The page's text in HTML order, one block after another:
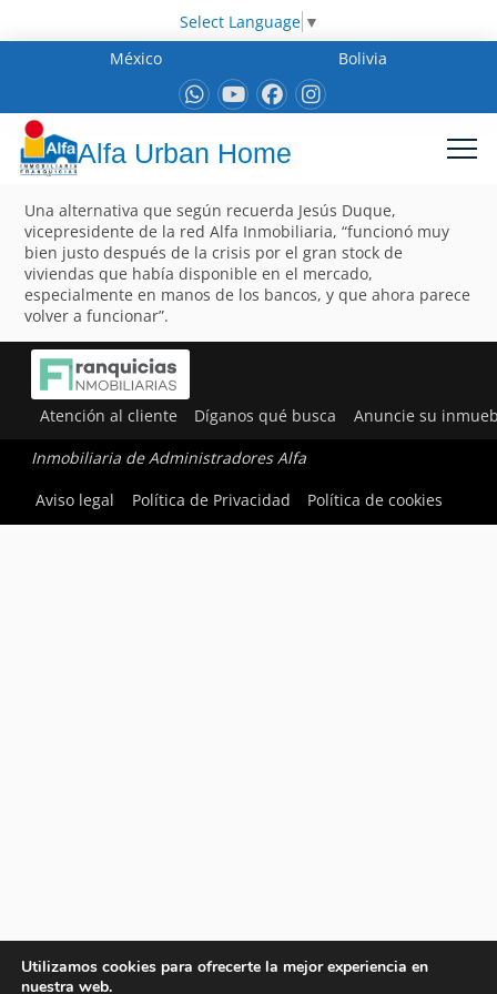
Select Language ▼
México
Bolivia
Alfa Urban Home
Una alternativa que según recuerda Jesús Duque,
vicepresidente de la red Alfa Inmobiliaria, “funcionó muy
bien justo después de la crisis por el gran stock de
viviendas que había disponible en el mercado,
especialmente en manos de los bancos, y que ahora parece
volver a funcionar”.
Atención al cliente Díganos qué busca Anuncie su
Inmobiliaria de Administradores Alfa
Aviso legal
Política de Privacidad Política de cookies
Utilizamos cookies para ofrecerte la mejor experiencia en
nuestra web.